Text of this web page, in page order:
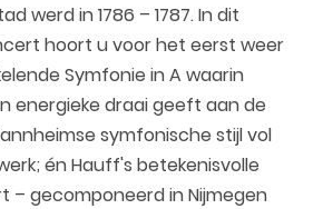
werd in 1786 – 1787. In dit
hoort u voor het eerst weer
Symfonie in A waarin
energieke draai geeft aan de
symfonische stijl vol
én Hauff's betekenisvolle
– gecomponeerd in Nijmegen